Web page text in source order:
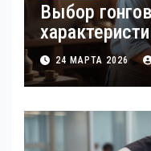
Выбор
24 МАРТА 2026